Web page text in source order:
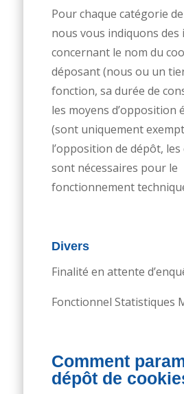
Pour chaque catégorie
nous vous indiquons
concernant le nom du
déposant (nous ou un
fonction, sa durée de
les moyens d’opposition
(sont uniquement
l’opposition de dépôt,
sont nécessaires pour le
fonctionnement
Divers
Finalité en attente
Fonctionnel Statistiques
Comment
dépôt de